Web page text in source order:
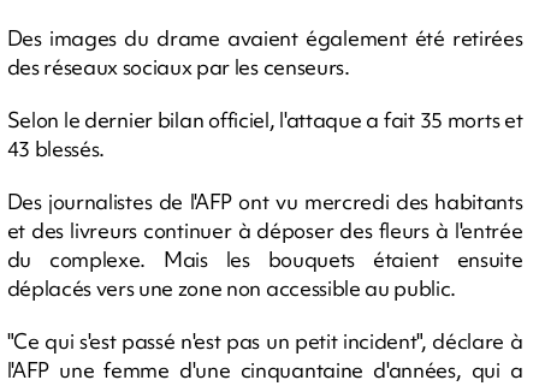
Des images du drame avaient également été retirées
des réseaux sociaux par les censeurs.
Selon le dernier bilan officiel, l'attaque a fait 35 morts et
43 blessés.
Des journalistes de l'AFP ont vu mercredi des habitants
et des livreurs continuer à déposer des fleurs à l'entrée
du complexe. Mais les bouquets étaient ensuite
déplacés vers une zone non accessible au public.
"Ce qui s'est passé n'est pas un petit incident", déclare à
l'AFP une femme d'une cinquantaine d'années, qui a